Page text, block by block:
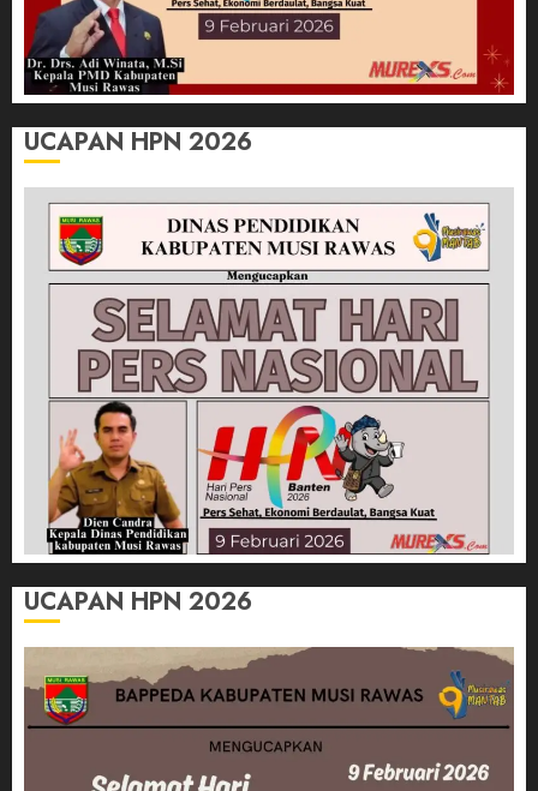
UCAPAN HPN 2026
UCAPAN HPN 2026